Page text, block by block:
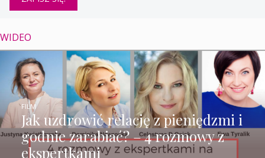
WIDEO
Jak uzdrowić relację z pieniędzmi i
godnie zarabiać? – 4 rozmowy z
ekspertkami
FILM